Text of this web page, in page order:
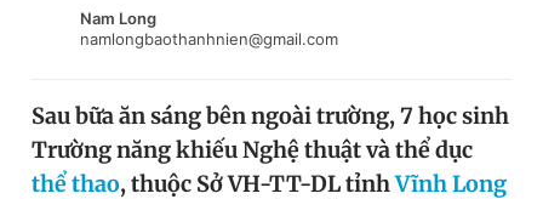
Chào ngày mới
Video Magazine
Đăng xuất
Nam Long
namlongbaothanhnien@gmail.com
Sau bữa ăn sáng bên ngoài trường, 7 học sinh
Trường năng khiếu Nghệ thuật và thể dục
thể thao, thuộc Sở VH-TT-DL tỉnhVĩnh Long